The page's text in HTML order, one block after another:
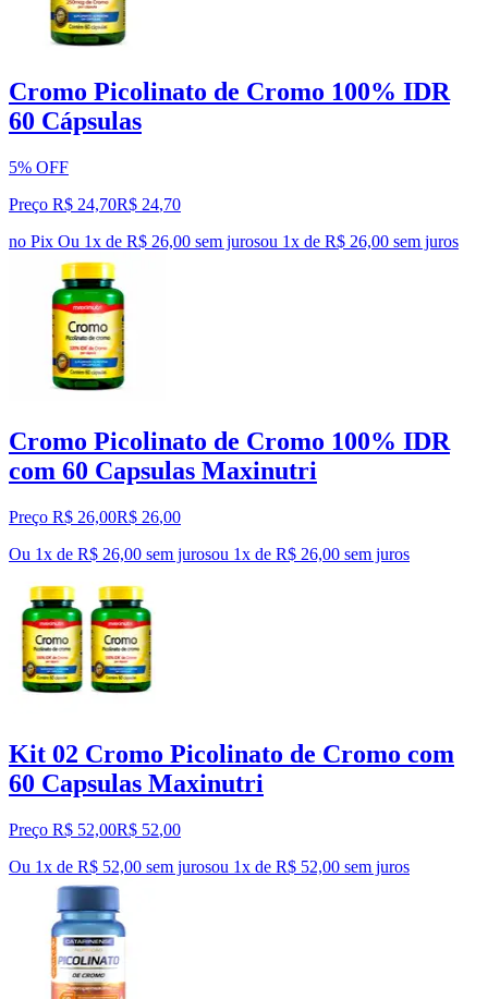
Cromo Picolinato de Cromo 100% IDR
60 Cápsulas
5% OFF
Preço R$ 24,70R$ 24,70
no Pix Ou 1x de R$ 26,00 sem jurosou 1x de R$ 26,00 sem juros
Cromo Picolinato de Cromo 100% IDR
com 60 Capsulas Maxinutri
Preço R$ 26,00R$ 26,00
Ou 1x de R$ 26,00 sem jurosou 1x de R$ 26,00 sem juros
Kit 02 Cromo Picolinato de Cromo com
60 Capsulas Maxinutri
Preço R$ 52,00R$ 52,00
Ou 1x de R$ 52,00 sem jurosou 1x de R$ 52,00 sem juros